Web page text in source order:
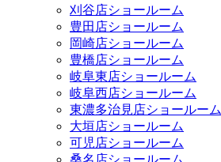
刈谷店ショールーム
豊田店ショールーム
岡崎店ショールーム
豊橋店ショールーム
岐阜東店ショールーム
岐阜西店ショールーム
東濃多治見店ショールーム
大垣店ショールーム
可児店ショールーム
桑名店ショールーム